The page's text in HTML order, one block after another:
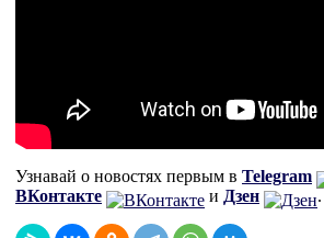
Узнавай о новостях первым в Telegram
ВКонтакте
и Дзен .